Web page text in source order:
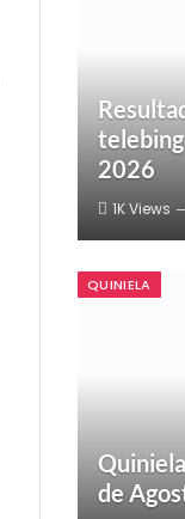
2026
1KViews
QUINIELA
de